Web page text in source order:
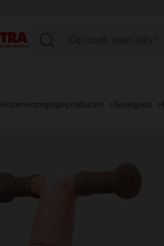
Kinderverzorgings-producten Speelgoed